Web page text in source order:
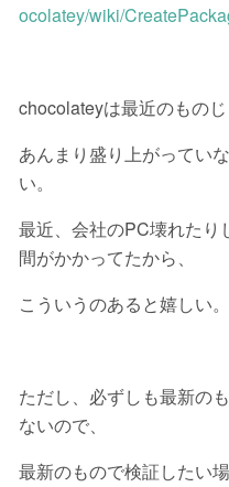
ocolatey/wiki/
chocolateyは最近のものじ
あんまり盛り上がってい
い。
最近、会社のPC壊れた
間がかかってたから、
こういうのあると嬉しい。
ただし、必ずしも最新の
ないので、
最新のもので検証したい